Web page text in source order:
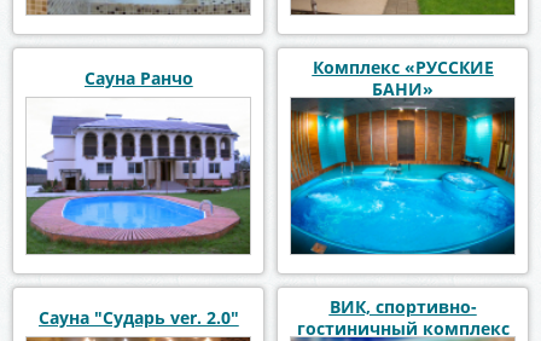
Сауна Ранчо
Комплекс «РУССКИЕ
БАНИ»
Сауна "Сударь ver. 2.0"
ВИК, спортивно-
гостиничный комплекс